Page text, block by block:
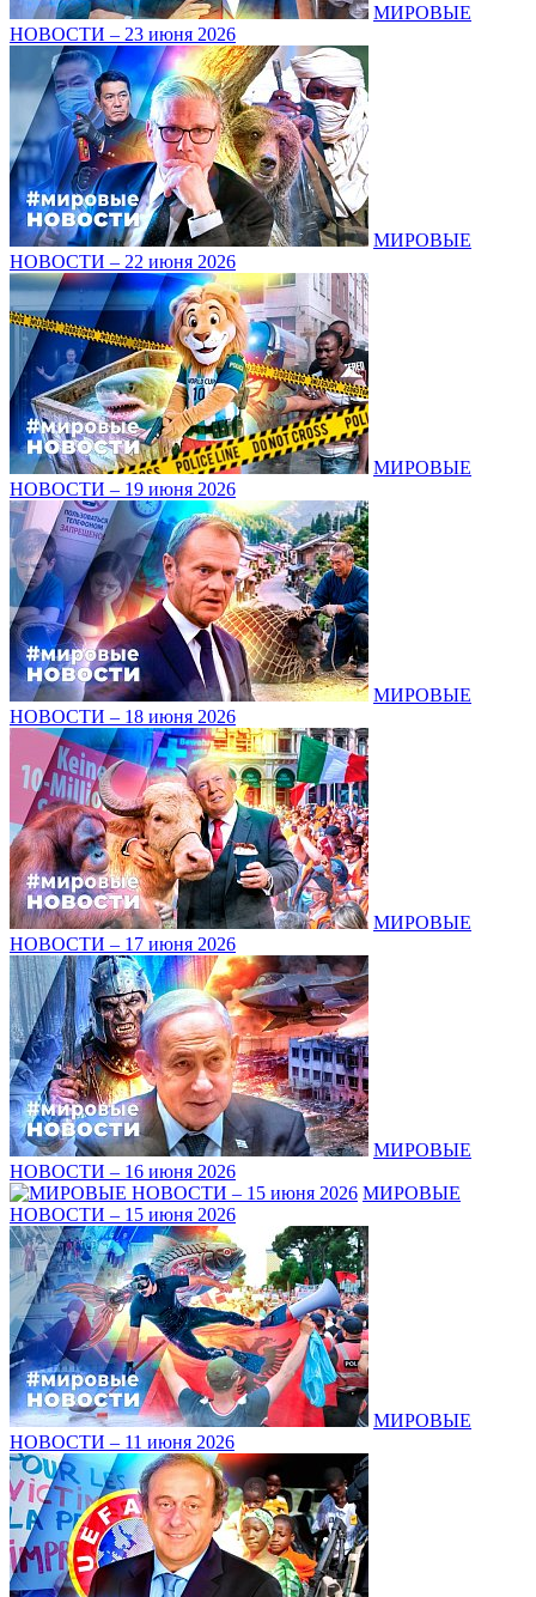
МИРОВЫЕ
НОВОСТИ – 23 июня 2026
МИРОВЫЕ
НОВОСТИ – 22 июня 2026
МИРОВЫЕ
НОВОСТИ – 19 июня 2026
МИРОВЫЕ
НОВОСТИ – 18 июня 2026
МИРОВЫЕ
НОВОСТИ – 17 июня 2026
МИРОВЫЕ
НОВОСТИ – 16 июня 2026
МИРОВЫЕ
НОВОСТИ – 15 июня 2026
МИРОВЫЕ
НОВОСТИ – 11 июня 2026